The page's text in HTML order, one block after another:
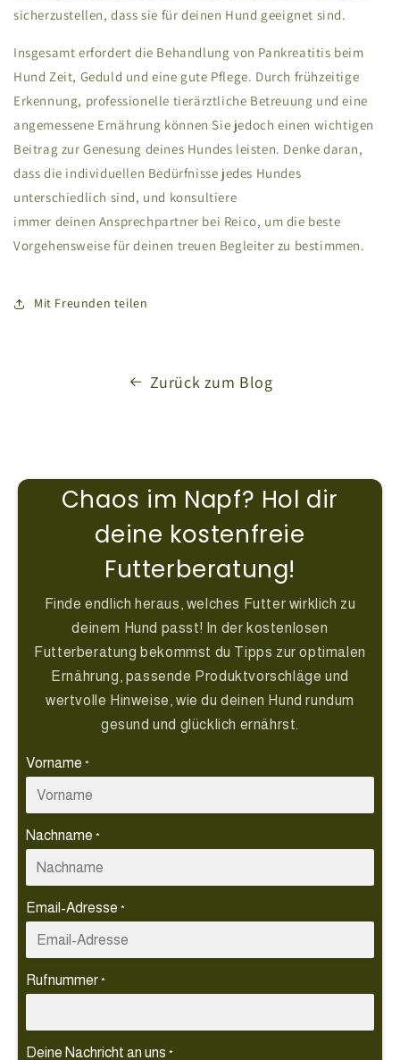
sicherzustellen, dass sie für deinen Hund geeignet sind.
Insgesamt erfordert die Behandlung von Pankreatitis beim
Hund Zeit, Geduld und eine gute Pflege. Durch frühzeitige
Erkennung, professionelle tierärztliche Betreuung und eine
angemessene Ernährung können Sie jedoch einen wichtigen
Beitrag zur Genesung deines Hundes leisten. Denke daran,
dass die individuellen Bedürfnisse jedes Hundes
unterschiedlich sind, und konsultiere
immer deinen Ansprechpartner bei Reico, um die beste
Vorgehensweise für deinen treuen Begleiter zu bestimmen.
Mit Freunden teilen
Zurück zum Blog
Chaos im Napf? Hol dir
deine kostenfreie
Futterberatung!
Finde endlich heraus, welches Futter wirklich zu
deinem Hund passt! In der kostenlosen
Futterberatung bekommst du Tipps zur optimalen
Ernährung, passende Produktvorschläge und
wertvolle Hinweise, wie du deinen Hund rundum
gesund und glücklich ernährst.
Vorname *
Nachname *
Email-Adresse *
Rufnummer *
Deine Nachricht an uns *